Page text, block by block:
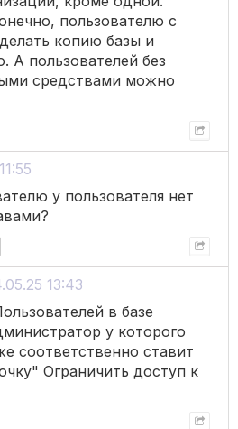
пользователю с
копию базы и
А пользователей без
средствами можно
у пользователя нет
13:43
в базе
у которого
соответственно ставит
Ограничить доступ к